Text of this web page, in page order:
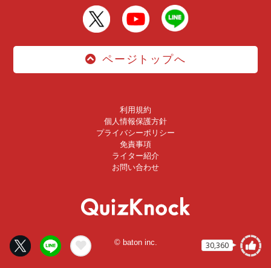
30,360
ページトップへ
利用規約
個人情報保護方針
プライバシーポリシー
免責事項
ライター紹介
お問い合わせ
© baton inc.